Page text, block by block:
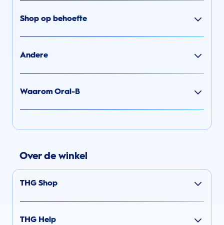
Shop op behoefte
Andere
Waarom Oral-B
Over de winkel
THG Shop
THG Help